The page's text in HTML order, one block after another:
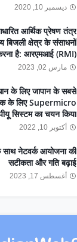
ديسمبر 10, 2020
आर्थिक प्रेषण तंत्र
बिजली क्षेत्र के संसाधनों
है: आरएमआई (RMI)
مارس 02, 2023
के लिए जापान के सबसे
के लिए Supermicro
सिस्टम का चयन किया
أكتوبر 10, 2022
नेटवर्क आयोजना की
सटीकता और गति बढ़ाई
أغسطس 17, 2023